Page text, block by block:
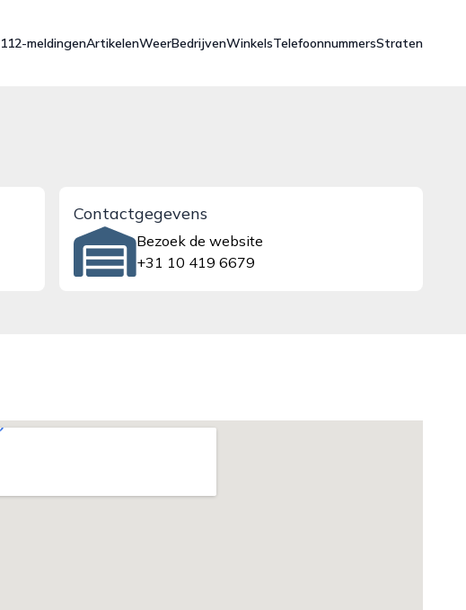
112-meldingenArtikelenWeerBedrijvenWinkelsTelefoonnummersStraten
Contactgegevens
Bezoek de website
+31 10 419 6679